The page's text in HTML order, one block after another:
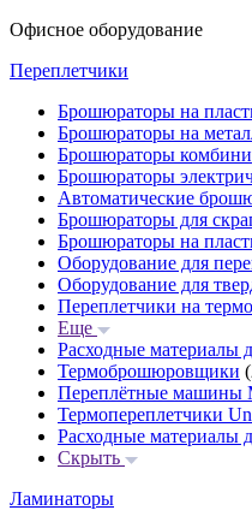
Офисное оборудование
Переплетчики
Брошюраторы на
Брошюраторы на
Брошюраторы
Брошюраторы
Автоматические
Брошюраторы для
Брошюраторы на
Оборудование для
Оборудование для
Переплетчики на
Еще
Расходные материалы
Термоброшюровщики
Переплётные машины
Термопереплетчики
Расходные материалы
Скрыть
Ламинаторы